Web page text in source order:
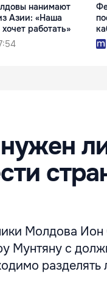
нанимают
Азии: «Наша
работать»
Молдова Ион
Мунтяну с
разделять